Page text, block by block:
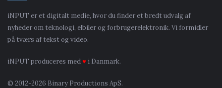
iNPUT er et digitalt medie, hvor du finder et bredt udvalg af
nyheder om teknologi, elbiler og forbrugerelektronik. Vi formidler
på tværs af tekst og video.
iNPUT produceres med♥ i Danmark.
© 2012-2026 Binary Productions ApS.